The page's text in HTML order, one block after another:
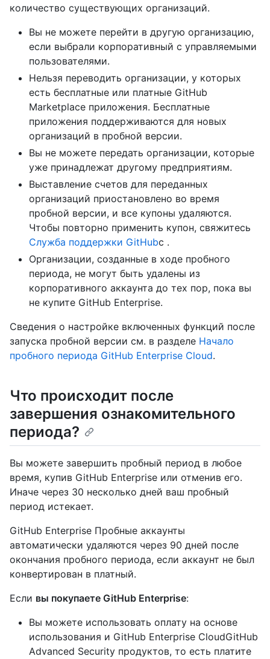
количество существующих организаций.
Вы не можете перейти в другую организацию,
если выбрали корпоративный с управляемыми
пользователями.
Нельзя переводить организации, у которых
есть бесплатные или платные GitHub
Marketplace приложения. Бесплатные
приложения поддерживаются для новых
организаций в пробной версии.
Вы не можете передать организации, которые
уже принадлежат другому предприятиям.
Выставление счетов для переданных
организаций приостановлено во время
пробной версии, и все купоны удаляются.
Чтобы повторно применить купон, свяжитесь
Служба поддержки GitHubс .
Организации, созданные в ходе пробного
периода, не могут быть удалены из
корпоративного аккаунта до тех пор, пока вы
не купите GitHub Enterprise.
Сведения о настройке включенных функций после
запуска пробной версии см. в разделе Начало
пробного периода GitHub Enterprise Cloud.
Что происходит после
завершения ознакомительного
периода?
Вы можете завершить пробный период в любое
время, купив GitHub Enterprise или отменив его.
Иначе через 30 несколько дней ваш пробный
период истекает.
GitHub Enterprise Пробные аккаунты
автоматически удаляются через 90 дней после
окончания пробного периода, если аккаунт не был
конвертирован в платный.
Если вы покупаете GitHub Enterprise:
Вы можете использовать оплату на основе
использования и GitHub Enterprise CloudGitHub
Advanced Security продуктов, то есть платите